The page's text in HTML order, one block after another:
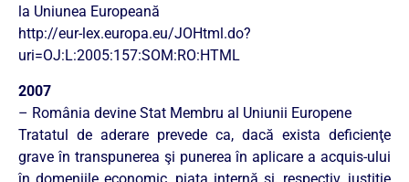
la Uniunea Europeană
http://eur-lex.europa.eu/JOHtml.do?
uri=OJ:L:2005:157:SOM:RO:HTML
2007
– România devine Stat Membru al Uniunii Europene
Tratatul de aderare prevede ca, dacă exista deficienţe
grave în transpunerea şi punerea în aplicare a acquis-ului
în domeniile economic, piaţa internă şi, respectiv, justitie